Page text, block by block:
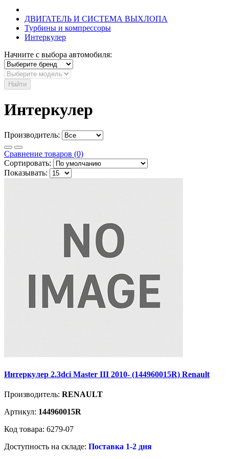
ДВИГАТЕЛЬ И СИСТЕМА ВЫХЛОПА
Турбины и компрессоры
Интеркулер
Начните с выбора автомобиля:
Найти
Интеркулер
Производитель:
Сравнение товаров (0)
Сортировать:
Показывать:
Интеркулер 2.3dci Master III 2010- (144960015R) Renault
Производитель: RENAULT
Артикул: 144960015R
Код товара: 6279-07
Доступность на складе: Поставка 1-2 дня